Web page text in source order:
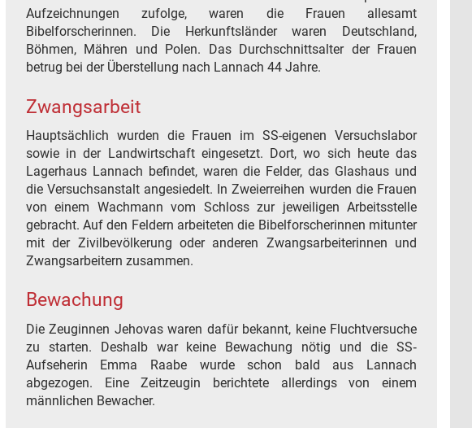
Aufzeichnungen zufolge, waren die Frauen allesamt
Bibelforscherinnen. Die Herkunftsländer waren Deutschland,
Böhmen, Mähren und Polen. Das Durchschnittsalter der Frauen
betrug bei der Überstellung nach Lannach 44 Jahre.
Zwangsarbeit
Hauptsächlich wurden die Frauen im SS-eigenen Versuchslabor
sowie in der Landwirtschaft eingesetzt. Dort, wo sich heute das
Lagerhaus Lannach befindet, waren die Felder, das Glashaus und
die Versuchsanstalt angesiedelt. In Zweierreihen wurden die Frauen
von einem Wachmann vom Schloss zur jeweiligen Arbeitsstelle
gebracht. Auf den Feldern arbeiteten die Bibelforscherinnen mitunter
mit der Zivilbevölkerung oder anderen Zwangsarbeiterinnen und
Zwangsarbeitern zusammen.
Bewachung
Die Zeuginnen Jehovas waren dafür bekannt, keine Fluchtversuche
zu starten. Deshalb war keine Bewachung nötig und die SS‐
Aufseherin Emma Raabe wurde schon bald aus Lannach
abgezogen. Eine Zeitzeugin berichtete allerdings von einem
männlichen Bewacher.